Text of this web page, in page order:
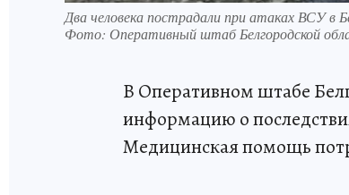
Два человека пострадали при атаках ВСУ в
Фото: Оперативный штаб Белгородской
В Оперативном штабе
информацию о
Медицинская помощь